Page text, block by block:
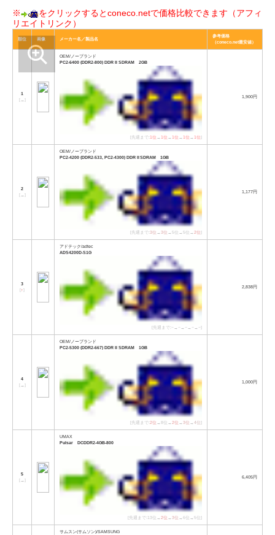
※
をクリックするとconeco.netで価格比較できます（アフィ
リエイトリンク）
順位 画像 メーカー名／製品名
参考価格
（coneco.net最安値）
1
[→ ]
OEM/ノーブランド
PC2-6400 (DDR2-800) DDR II SDRAM 2GB
[先週まで:1位 →1位 →1位 →1位 →1位]
1,900円
2
[→ ]
OEM/ノーブランド
PC2-4200 (DDR2-533, PC2-4300) DDR II SDRAM 1GB
[先週まで:3位 →3位 →5位→5位→2位]
1,177円
3
[↑]
アドテック/adtec
ADS4200D-S1G
[先週まで:−→−→−→−→−]
2,838円
4
[→ ]
OEM/ノーブランド
PC2-5300 (DDR2-667) DDR II SDRAM 1GB
[先週まで:2位 →8位→2位 →3位 →4位]
1,000円
5
[→ ]
UMAX
Pulsar DCDDR2-4GB-800
[先週まで:13位→2位 →3位 →6位→5位]
6,405円
サムスン(サムソン)/SAMSUNG